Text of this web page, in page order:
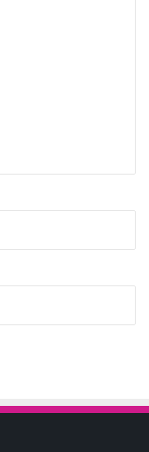
อมที่เหมาะสม เช่น
ลือกเฉพาะผลเชอ
อความแม่นยำ
แบบหลักคือ